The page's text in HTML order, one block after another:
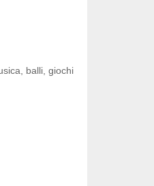
balli, giochi